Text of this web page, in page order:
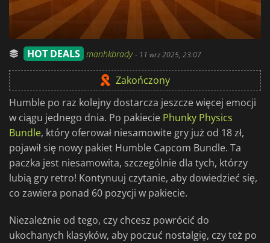
HOT DEALS manhkbrady- 11 wrz 2025, 23:07
Zakończony
Humble po raz kolejny dostarcza jeszcze więcej emocji
w ciągu jednego dnia. Po pakiecie Phunky Physics
Bundle, który oferował niesamowite gry już od 18 zł,
pojawił się nowy pakiet Humble Capcom Bundle. Ta
paczka jest niesamowita, szczególnie dla tych, którzy
lubią gry retro! Kontynuuj czytanie, aby dowiedzieć się,
co zawiera ponad 60 pozycji w pakiecie.
Niezależnie od tego, czy chcesz powrócić do
ukochanych klasyków, aby poczuć nostalgię, czy też po